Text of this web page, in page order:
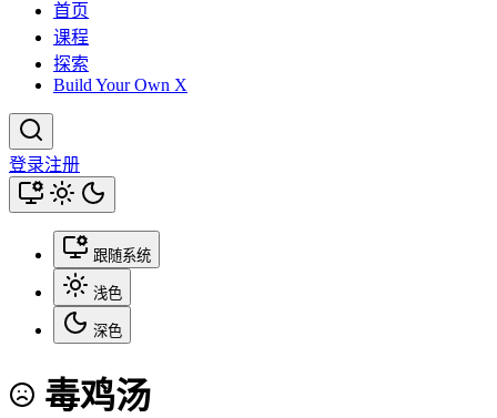
首页
课程
探索
Build Your Own X
登录注册
跟随系统
浅色
深色
毒鸡汤